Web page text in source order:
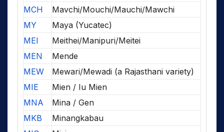
MCH
Mavchi/Mouchi/Mauchi/Mawchi
MY
Maya (Yucatec)
MEI
Meithei/Manipuri/Meitei
MEN
Mende
MEW
Mewari/Mewadi (a Rajasthani variety)
MIE
Mien / Iu Mien
MNA
Mina / Gen
MKB
Minangkabau